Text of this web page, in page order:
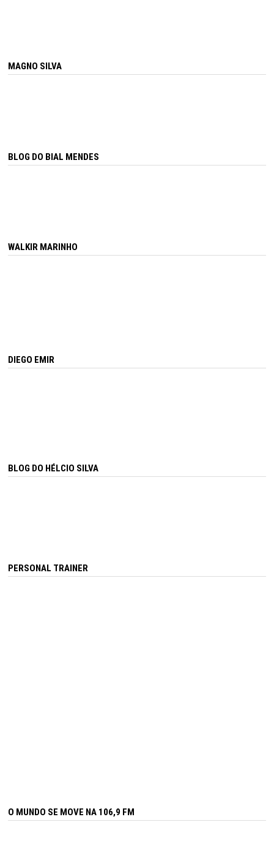
MAGNO SILVA
BLOG DO BIAL MENDES
WALKIR MARINHO
DIEGO EMIR
BLOG DO HÉLCIO SILVA
PERSONAL TRAINER
O MUNDO SE MOVE NA 106,9 FM